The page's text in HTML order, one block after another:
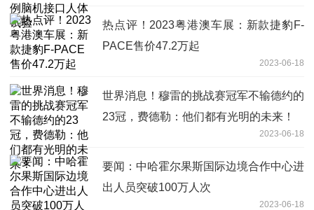
热点评！2023粤港澳车展：新款捷豹F-
PACE售价47.2万起
2023-06-18
世界消息！穆雷的挑战赛冠军不输德约的
23冠，费德勒：他们都有光明的未来！
2023-06-18
要闻：中哈霍尔果斯国际边境合作中心进
出人员突破100万人次
2023-06-18